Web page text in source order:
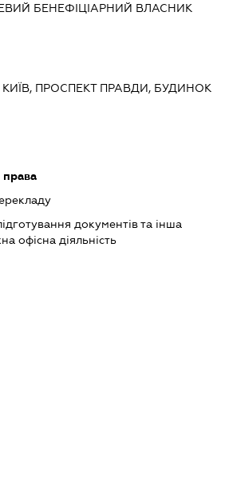
БЕНЕФІЦІАРНИЙ ВЛАСНИК
КИЇВ, ПРОСПЕКТ ПРАВДИ, БУДИНОК
права
документів та інша
офісна діяльність